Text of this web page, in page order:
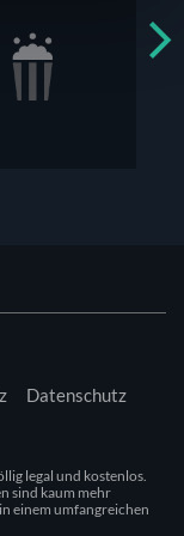
Zugriffe auf
geben wir
Website an
Datenschutz
legal und kostenlos.
sind kaum mehr
einem umfangreichen